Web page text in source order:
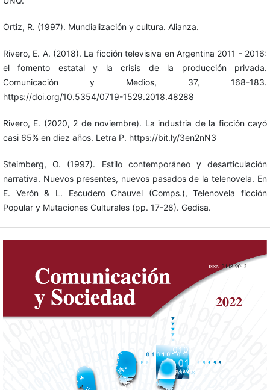
Ortiz, R. (1997). Mundialización y cultura. Alianza.
Rivero, E. A. (2018). La ficción televisiva en Argentina 2011 - 2016:
el fomento estatal y la crisis de la producción privada.
Comunicación y Medios, 37, 168-183.
https://doi.org/10.5354/0719-1529.2018.48288
Rivero, E. (2020, 2 de noviembre). La industria de la ficción cayó
casi 65% en diez años. Letra P. https://bit.ly/3en2nN3
Steimberg, O. (1997). Estilo contemporáneo y desarticulación
narrativa. Nuevos presentes, nuevos pasados de la telenovela. En
E. Verón & L. Escudero Chauvel (Comps.), Telenovela ficción
Popular y Mutaciones Culturales (pp. 17-28). Gedisa.